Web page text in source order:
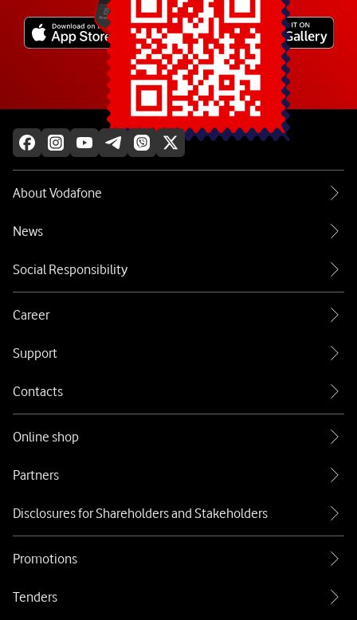
Explore more
About Vodafone
News
Social Responsibility
Career
Support
Contacts
Online shop
Partners
Disclosures for Shareholders and Stakeholders
Promotions
Tenders